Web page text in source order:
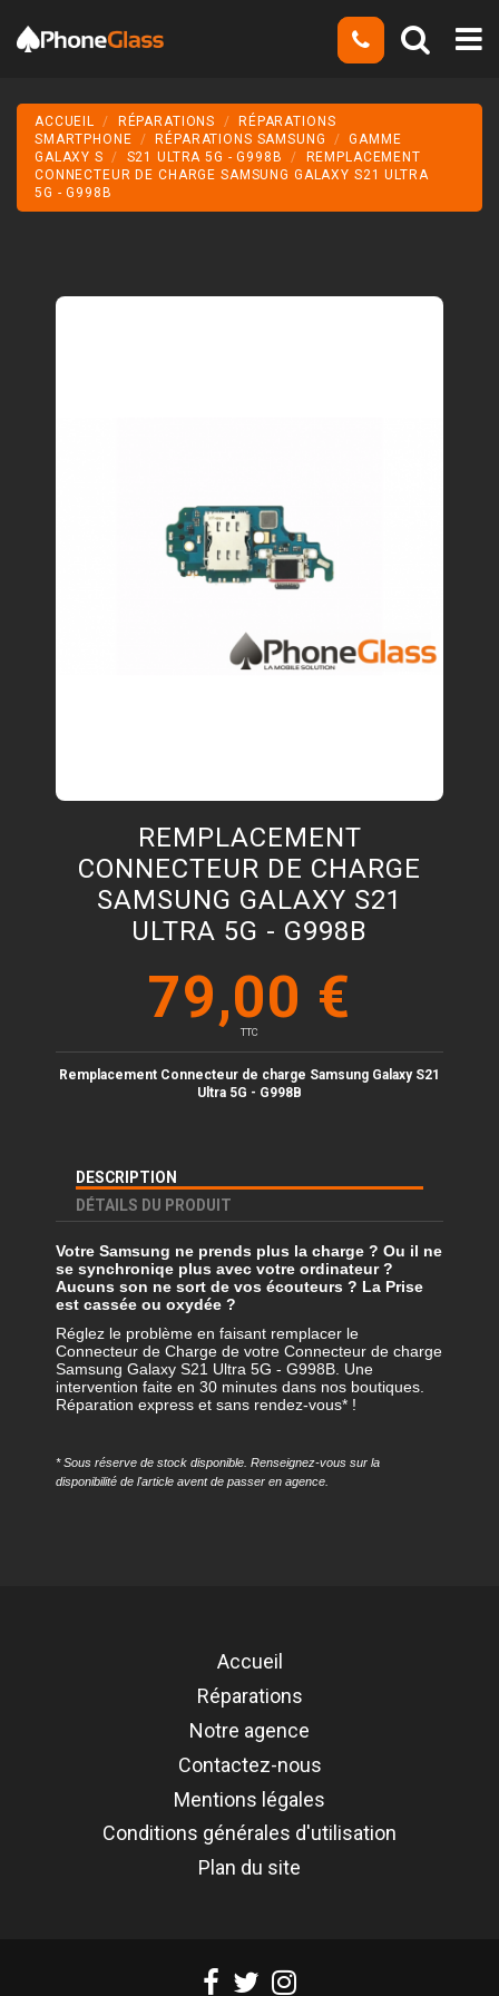
ACCUEIL RÉPARATIONS
RÉPARATIONS
SMARTPHONE
RÉPARATIONS SAMSUNG
GAMME
GALAXY S
S21 ULTRA 5G - G998B
REMPLACEMENT
CONNECTEUR DE CHARGE SAMSUNG GALAXY S21 ULTRA
5G - G998B
REMPLACEMENT
CONNECTEUR DE CHARGE
SAMSUNG GALAXY S21
ULTRA 5G - G998B
79,00 €
TTC
Remplacement Connecteur de charge Samsung Galaxy S21
Ultra 5G - G998B
DESCRIPTION
DÉTAILS DU PRODUIT
Votre Samsung ne prends plus la charge ? Ou il ne
se synchroniqe plus avec votre ordinateur ?
Aucuns son ne sort de vos écouteurs ? La Prise
est cassée ou oxydée ?
Réglez le problème en faisant remplacer le
Connecteur de Charge de votre Connecteur de charge
Samsung Galaxy S21 Ultra 5G - G998B. Une
intervention faite en 30 minutes dans nos boutiques.
Réparation express et sans rendez-vous* !
* Sous réserve de stock disponible. Renseignez-vous sur la
disponibilité de l'article avent de passer en agence.
Accueil
Réparations
Notre agence
Contactez-nous
Mentions légales
Conditions générales d'utilisation
Plan du site